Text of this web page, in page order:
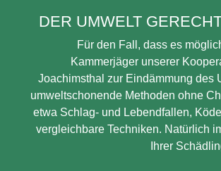
DER UMWELT
Für den Fall, dass es
Kammerjäger unserer
Joachimsthal zur Eindämmung des
umweltschonende Methoden ohne
etwa Schlag- und Lebendfallen,
vergleichbare Techniken. Natürlich
Ihrer